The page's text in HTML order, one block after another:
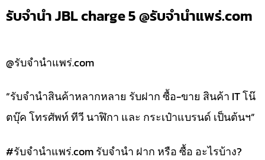
รับจำนำ JBL charge 5 @รับจำนำแพร่.com
@รับจำนำแพร่.com
“รับจำนำสินค้าหลากหลาย รับฝาก ซื้อ-ขาย สินค้า IT โน๊
ตบุ๊ค โทรศัพท์ ทีวี นาฬิกา และ กระเป๋าแบรนด์ เป็นต้นฯ”
#รับจํานําแพร่.com รับจำนำ ฝาก หรือ ซื้อ อะไรบ้าง?